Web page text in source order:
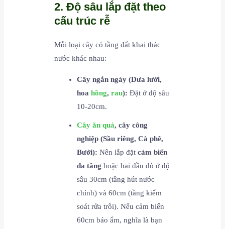
2. Độ sâu lắp đặt theo
cấu trúc rễ
Mỗi loại cây có tầng đất khai thác
nước khác nhau:
Cây ngắn ngày (Dưa lưới,
hoahồng,rau): Đặt ở độ sâu
10-20cm.
Cây ăn quả, cây công
nghiệp (Sầu riêng, Cà phê,
Bưởi): Nên lắp đặtcảm biến
đa tầng hoặc hai đầu dò ở độ
sâu 30cm (tầng hút nước
chính) và 60cm (tầng kiểm
soát rửa trôi). Nếu cảm biến
60cm báo ẩm, nghĩa là bạn